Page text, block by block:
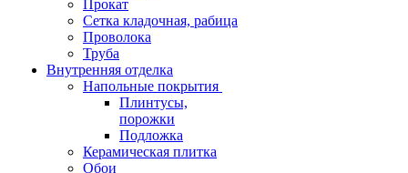
Прокат
Сетка кладочная, рабица
Проволока
Труба
Внутренняя отделка
Напольные покрытия
Плинтусы,
порожки
Подложка
Керамическая плитка
Обои